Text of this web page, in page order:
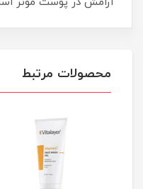
محصولات مرتبط